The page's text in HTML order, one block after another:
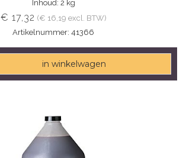
Inhoud: 2 kg
€ 17,32 (€ 16,19 excl. BTW)
Artikelnummer: 41366
in winkelwagen